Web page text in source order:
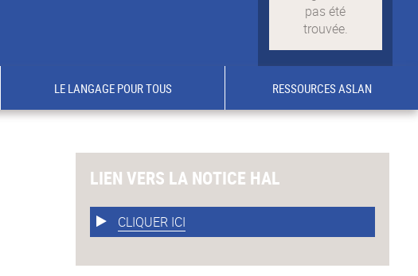
LE LANGAGE POUR TOUS RESSOURCES ASLAN
LIEN VERS LA NOTICE HAL
CLIQUER ICI